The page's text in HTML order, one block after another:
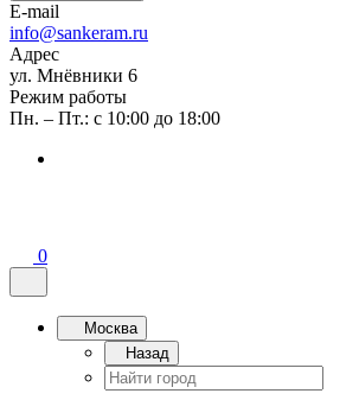
E-mail
info@sankeram.ru
Адрес
ул. Мнёвники 6
Режим работы
Пн. – Пт.: с 10:00 до 18:00
0
Москва
Назад